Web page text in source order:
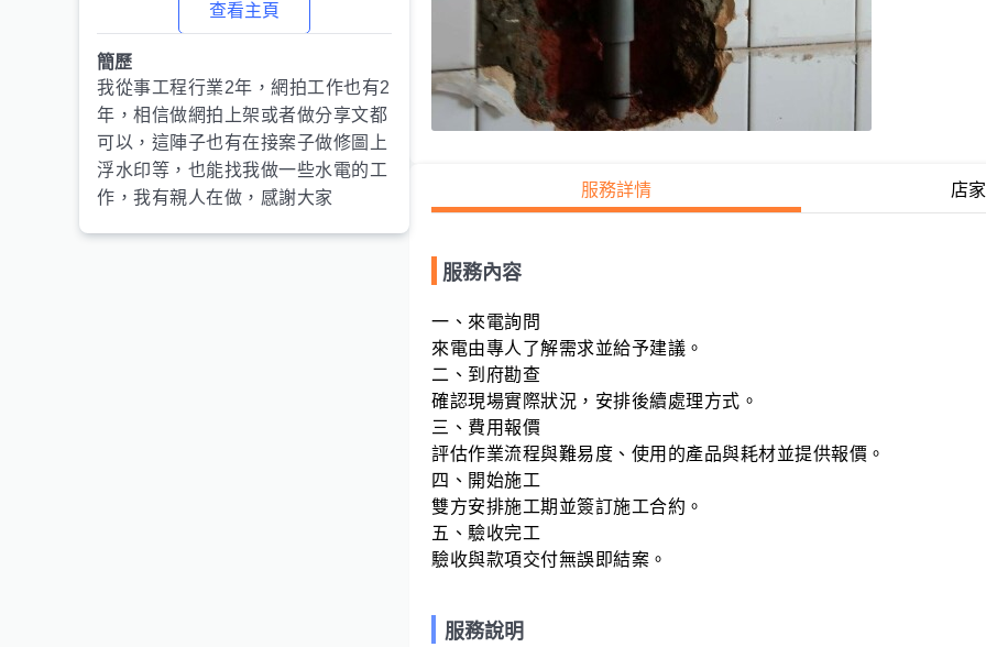
查看主頁
簡歷
我從事工程行業2年，網拍工作也有2
年，相信做網拍上架或者做分享文都
可以，這陣子也有在接案子做修圖上
浮水印等，也能找我做一些水電的工
作，我有親人在做，感謝大家
服務詳情 店
服務內容
一、來電詢問
來電由專人了解需求並給予建議。
二、到府勘查
確認現場實際狀況，安排後續處理方式。
三、費用報價
評估作業流程與難易度、使用的產品與耗材並提供報價。
四、開始施工
雙方安排施工期並簽訂施工合約。
五、驗收完工
驗收與款項交付無誤即結案。
服務說明